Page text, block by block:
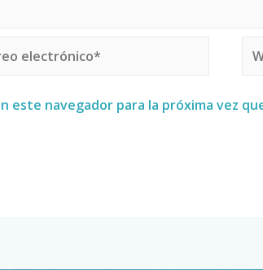
este navegador para la próxima vez